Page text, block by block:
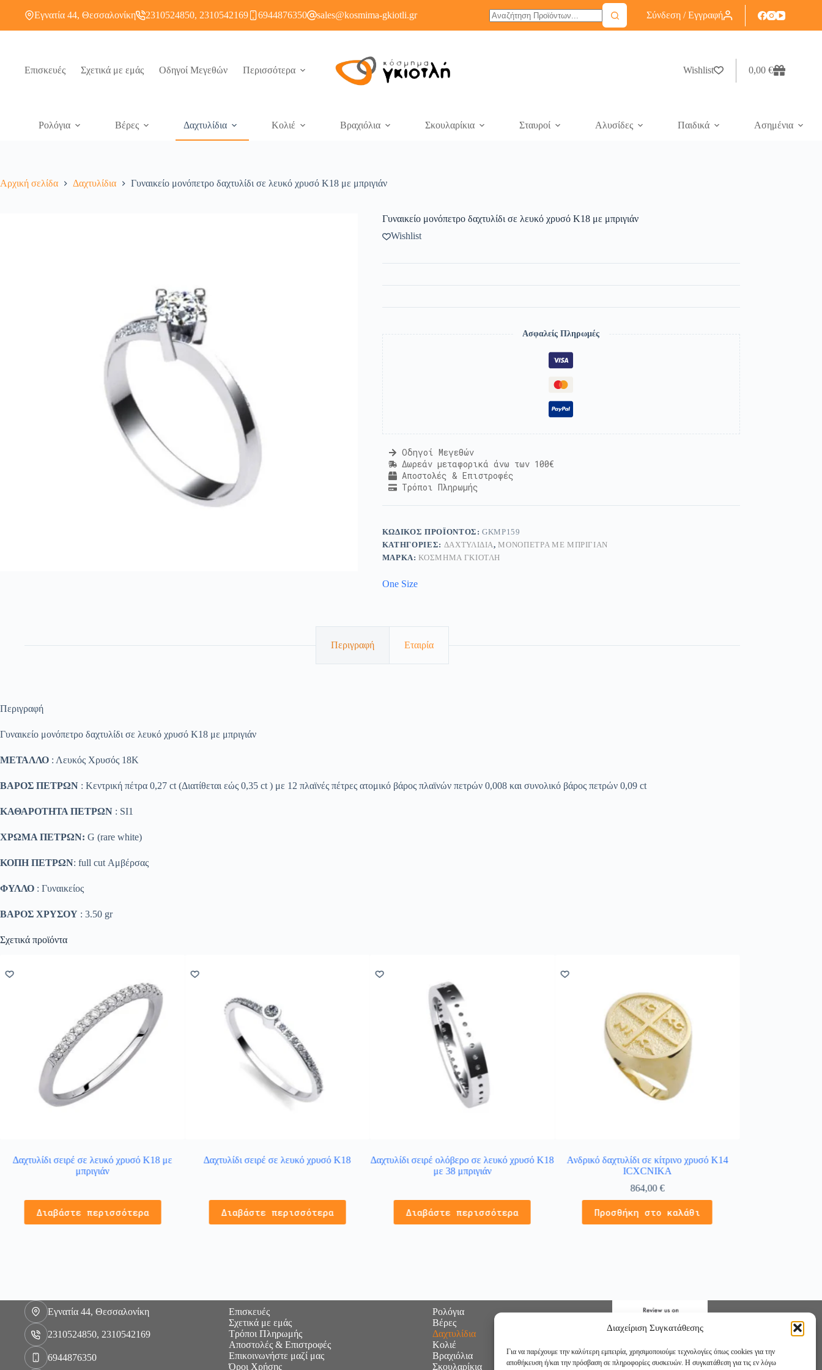
Διαχείριση Συγκατάθεσης
Για να παρέχουμε την καλύτερη εμπειρία, χρησιμοποιούμε τεχνολογίες όπως cookies για την
αποθήκευση ή/και την πρόσβαση σε πληροφορίες συσκευών. Η συγκατάθεση για τις εν λόγω
Εγνατία 44, Θεσσαλονίκη 2310524850, 2310542169 6944876350 sales@kosmima-gkiotli.gr Σύνδεση / Εγγραφή
Επισκευές Σχετικά με εμάς Οδηγοί Μεγεθών Περισσότερα Wishlist 0,00 €
Ρολόγια Βέρες Δαχτυλίδια Κολιέ Βραχιόλια Σκουλαρίκια Σταυροί Αλυσίδες Παιδικά Ασημένια
Αρχική σελίδα Δαχτυλίδια Γυναικείο μονόπετρο δαχτυλίδι σε λευκό χρυσό Κ18 με μπριγιάν
Γυναικείο μονόπετρο δαχτυλίδι σε λευκό χρυσό Κ18 με μπριγιάν
Wishlist
Ασφαλείς Πληρωμές
Οδηγοί Μεγεθών
Δωρεάν μεταφορικά άνω των 100€
Αποστολές & Επιστροφές
Τρόποι Πληρωμής
ΚΩΔΙΚΌΣ ΠΡΟΪΌΝΤΟΣ:GKMP159
ΚΑΤΗΓΟΡΊΕΣ: ΔΑΧΤΥΛΊΔΙΑ,ΜΟΝΌΠΕΤΡΑ ΜΕ ΜΠΡΙΓΙΆΝ
ΜΆΡΚΑ:ΚΟΣΜΗΜΑ ΓΚΙΟΤΛΗ
One Size
Περιγραφή Εταιρία
Περιγραφή
Γυναικείο μονόπετρο δαχτυλίδι σε λευκό χρυσό Κ18 με μπριγιάν
ΜΕΤΑΛΛΟ : Λευκός Χρυσός 18K
ΒΑΡΟΣ ΠΕΤΡΩΝ : Κεντρική πέτρα 0,27 ct (Διατίθεται εώς 0,35 ct ) με 12 πλαϊνές πέτρες ατομικό βάρος πλαϊνών πετρών 0,008 και συνολικό βάρος πετρών 0,09 ct
ΚΑΘΑΡΟΤΗΤΑ ΠΕΤΡΩΝ : SΙ1
ΧΡΩΜΑ ΠΕΤΡΩΝ: G (rare white)
ΚΟΠΗ ΠΕΤΡΩΝ: full cut Αμβέρσας
ΦΥΛΛΟ : Γυναικείος
ΒΑΡΟΣ ΧΡΥΣΟΥ : 3.50 gr
Σχετικά προϊόντα
Δαχτυλίδι σειρέ σε λευκό χρυσό Κ18 με
μπριγιάν
Διαβάστε περισσότερα
Δαχτυλίδι σειρέ σε λευκό χρυσό Κ18
Διαβάστε περισσότερα
Δαχτυλίδι σειρέ ολόβερο σε λευκό χρυσό Κ18
με 38 μπριγιάν
Διαβάστε περισσότερα
Ανδρικό δαχτυλίδι σε κίτρινο χρυσό Κ14
ICXCNIKA
864,00€
Προσθήκη στο καλάθι
Εγνατία 44, Θεσσαλονίκη
2310524850, 2310542169
6944876350
Επισκευές
Σχετικά με εμάς
Τρόποι Πληρωμής
Αποστολές & Επιστροφές
Επικοινωνήστε μαζί μας
Όροι Χρήσης
Ρολόγια
Βέρες
Δαχτυλίδια
Κολιέ
Βραχιόλια
Σκουλαρίκια